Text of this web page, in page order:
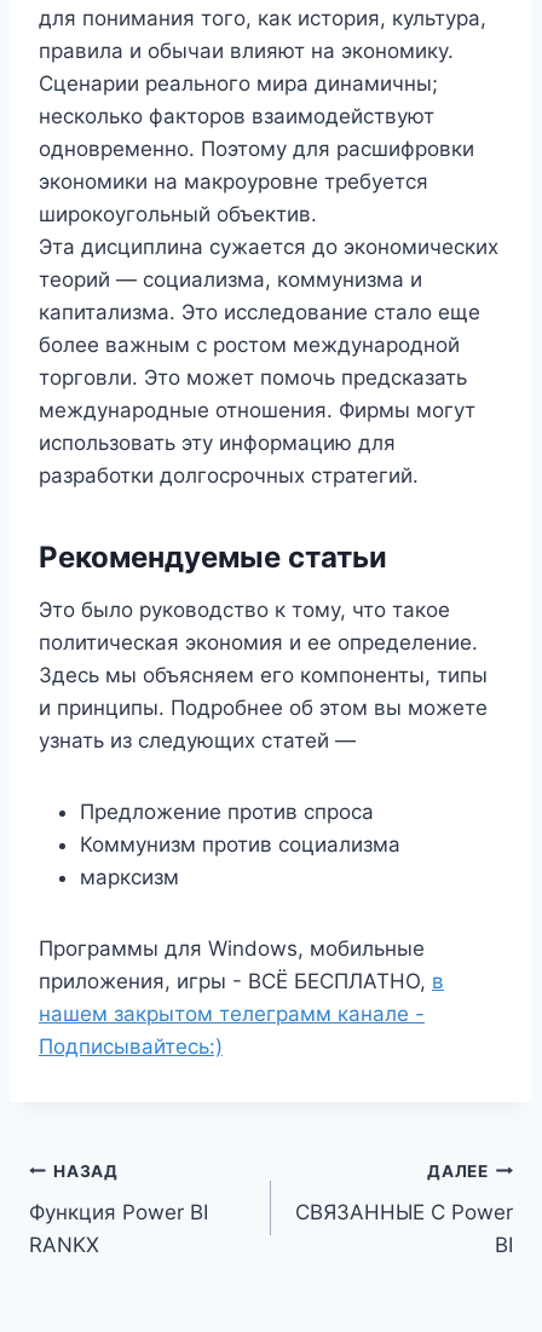
для понимания того, как история, культура,
правила и обычаи влияют на экономику.
Сценарии реального мира динамичны;
несколько факторов взаимодействуют
одновременно. Поэтому для расшифровки
экономики на макроуровне требуется
широкоугольный объектив.
Эта дисциплина сужается до экономических
теорий — социализма, коммунизма и
капитализма. Это исследование стало еще
более важным с ростом международной
торговли. Это может помочь предсказать
международные отношения. Фирмы могут
использовать эту информацию для
разработки долгосрочных стратегий.
Рекомендуемые статьи
Это было руководство к тому, что такое
политическая экономия и ее определение.
Здесь мы объясняем его компоненты, типы
и принципы. Подробнее об этом вы можете
узнать из следующих статей —
Предложение против спроса
Коммунизм против социализма
марксизм
Программы для Windows, мобильные
приложения, игры - ВСЁ БЕСПЛАТНО, в
нашем закрытом телеграмм канале -
Подписывайтесь:)
Навигация
по
НАЗАД
Функция Power BI
RANKX
ДАЛЕЕ
СВЯЗАННЫЕ С Power
BI